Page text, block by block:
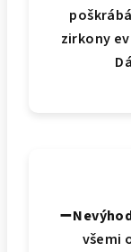
zirkony
➖
všemi